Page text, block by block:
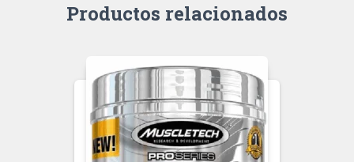
Productos relacionados